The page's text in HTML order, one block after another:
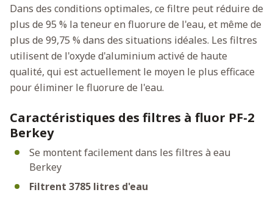
Dans des conditions optimales, ce filtre peut réduire de
plus de 95 % la teneur en fluorure de l'eau, et même de
plus de 99,75 % dans des situations idéales. Les filtres
utilisent de l'oxyde d'aluminium activé de haute
qualité, qui est actuellement le moyen le plus efficace
pour éliminer le fluorure de l'eau.
Caractéristiques des filtres à fluor PF-2
Berkey
Se montent facilement dans les filtres à eau
Berkey
Filtrent 3785 litres d'eau